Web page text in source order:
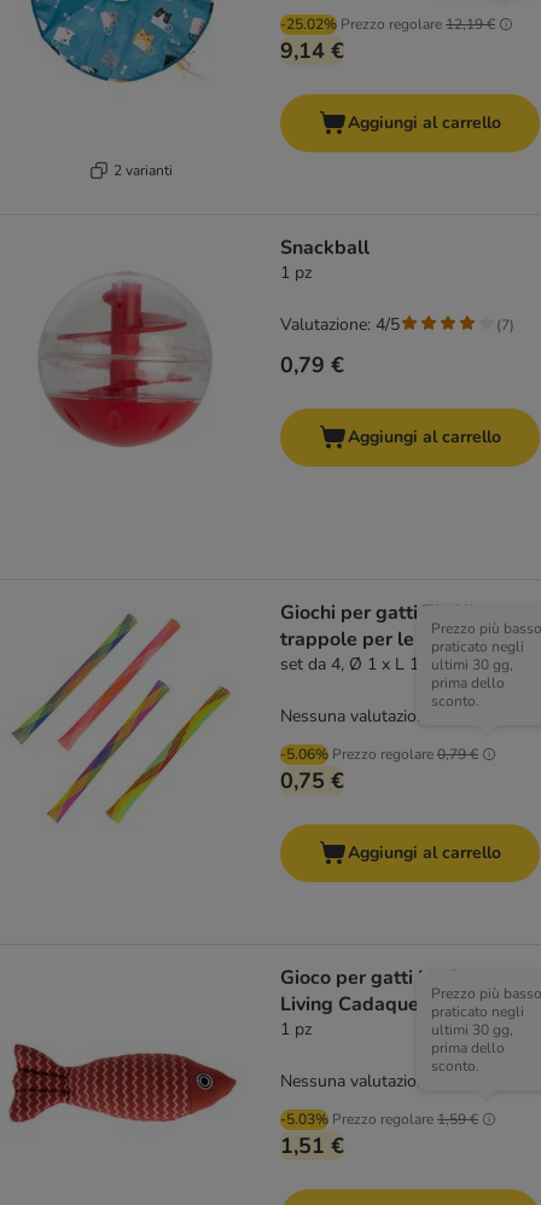
2 varianti
-25.02% Prezzo regolare12,19 €
9,14 €
Aggiungi al carrello
Snackball
1 pz
0,79 €
Valutazione: 4/5 (7)
Aggiungi al carrello
Giochi per gatti TIAKI
trappole per le dita
set da 4, Ø 1 x L 13 cm
-5.06% Prezzo regolare0,79 €
Prezzo più basso
praticato negli
ultimi 30 gg,
prima dello
sconto.
0,75 €
Nessuna valutazione
Aggiungi al carrello
Gioco per gatti Modern
Living Cadaques Pesce
1 pz
-5.03% Prezzo regolare1,59 €
Prezzo più basso
praticato negli
ultimi 30 gg,
prima dello
sconto.
1,51 €
Nessuna valutazione